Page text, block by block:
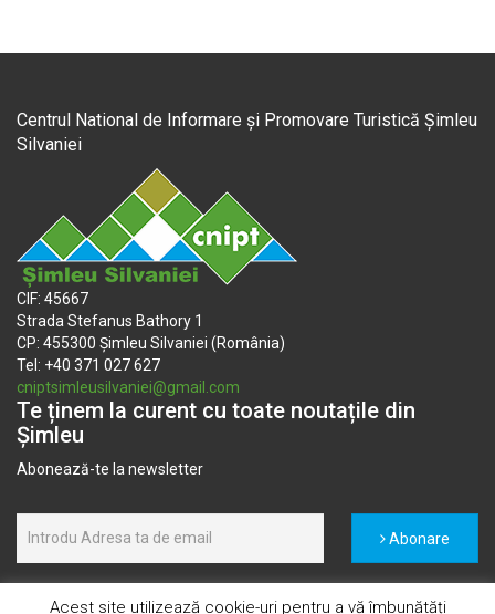
Centrul National de Informare și Promovare Turistică Șimleu
Silvaniei
CIF: 45667
Strada Stefanus Bathory 1
CP: 455300 Șimleu Silvaniei (România)
Tel: +40 371 027 627
cniptsimleusilvaniei@gmail.com
Te ținem la curent cu toate noutațile din
Șimleu
Abonează-te la newsletter
Abonare
Acest site utilizează cookie-uri pentru a vă îmbunătăți